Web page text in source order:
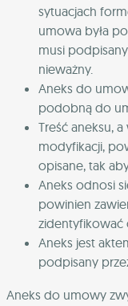
sytuacjach
umowa była
musi
nieważny.
Aneks do
podobną do
Treść aneksu,
modyfikacji,
opisane, tak
Aneks odnosi
powinien
Aneks jest
podpisany
Aneks do umowy